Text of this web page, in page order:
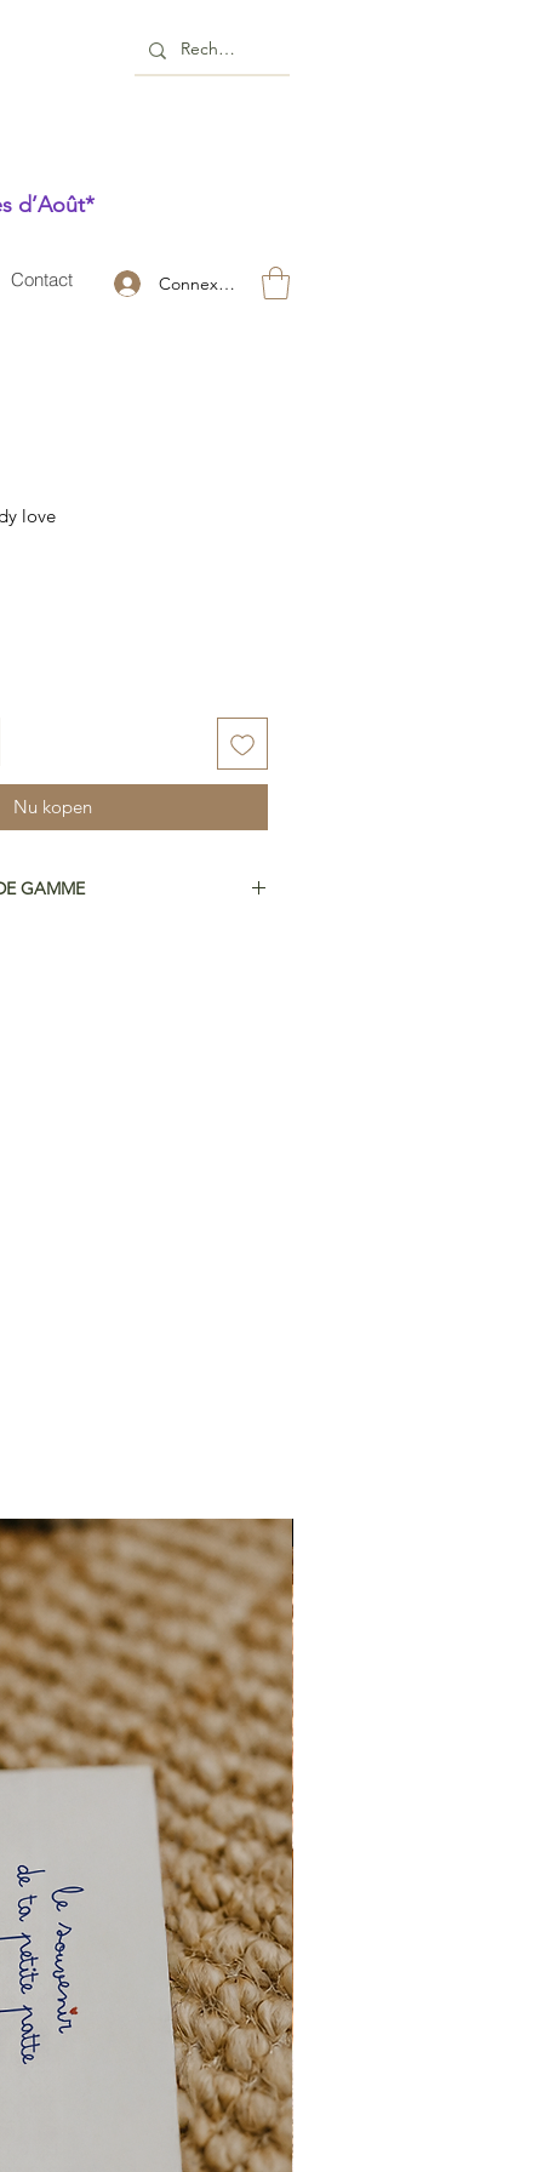
d’Août*
Contact Connexion
love
Nu kopen
GAMME
enveloppe en papier Kraft